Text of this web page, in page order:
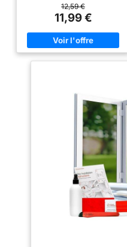
lumière plus intense produira un
effet de miroir. L'autre côté, il
sera transparent, cela vous
permet de voir à l'extérieur sans
être vu Anti UV : Le film miroir
pour fenetre bloque jusqu'à
90% des rayons UV et 89% des
vous pouvez profiter d'un
espace intérieur plus sûr et plus
confortable en été Réduire la
Chaleur : Le film fenetre anti
regard miroir peut bloquer
efficacement la plupart de la
lumière du soleil, réduisant
ainsi la chaleur de l'été. Petite
perte de luminosité mais
différence de température
nettement perceptible Facile à
Poser : L'installation de ce film
miroir ne nécessite qu'une
grande quantité d'eau pour
12,59 €
11,99 €